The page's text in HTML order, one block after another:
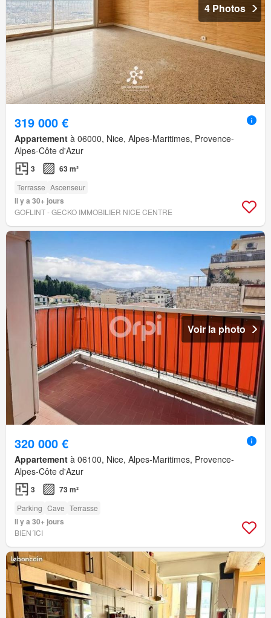
4 Photos
319 000 €
Appartement à 06000, Nice, Alpes-Maritimes, Provence-
Alpes-Côte d'Azur
3 63 m²
Terrasse Ascenseur
Il y a 30+ jours
GOFLINT - GECKO IMMOBILIER NICE CENTRE
Voir la photo
320 000 €
Appartement à 06100, Nice, Alpes-Maritimes, Provence-
Alpes-Côte d'Azur
3 73 m²
Parking Cave Terrasse
Il y a 30+ jours
BIEN´ICI